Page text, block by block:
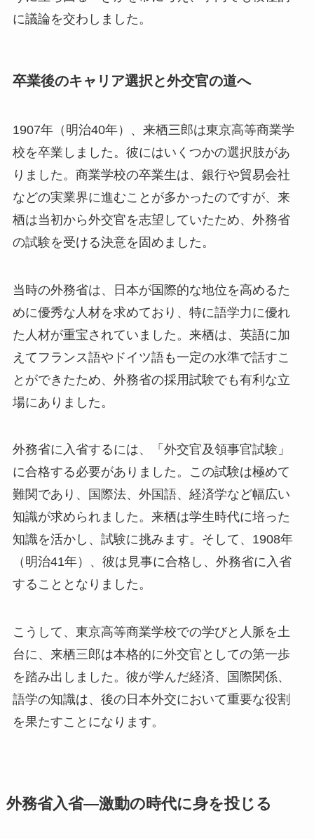
に議論を交わしました。
卒業後のキャリア選択と外交官の道へ
1907年（明治40年）、来栖三郎は東京高等商業学
校を卒業しました。彼にはいくつかの選択肢があ
りました。商業学校の卒業生は、銀行や貿易会社
などの実業界に進むことが多かったのですが、来
栖は当初から外交官を志望していたため、外務省
の試験を受ける決意を固めました。
当時の外務省は、日本が国際的な地位を高めるた
めに優秀な人材を求めており、特に語学力に優れ
た人材が重宝されていました。来栖は、英語に加
えてフランス語やドイツ語も一定の水準で話すこ
とができたため、外務省の採用試験でも有利な立
場にありました。
外務省に入省するには、「外交官及領事官試験」
に合格する必要がありました。この試験は極めて
難関であり、国際法、外国語、経済学など幅広い
知識が求められました。来栖は学生時代に培った
知識を活かし、試験に挑みます。そして、1908年
（明治41年）、彼は見事に合格し、外務省に入省
することとなりました。
こうして、東京高等商業学校での学びと人脈を土
台に、来栖三郎は本格的に外交官としての第一歩
を踏み出しました。彼が学んだ経済、国際関係、
語学の知識は、後の日本外交において重要な役割
を果たすことになります。
外務省入省―激動の時代に身を投じる